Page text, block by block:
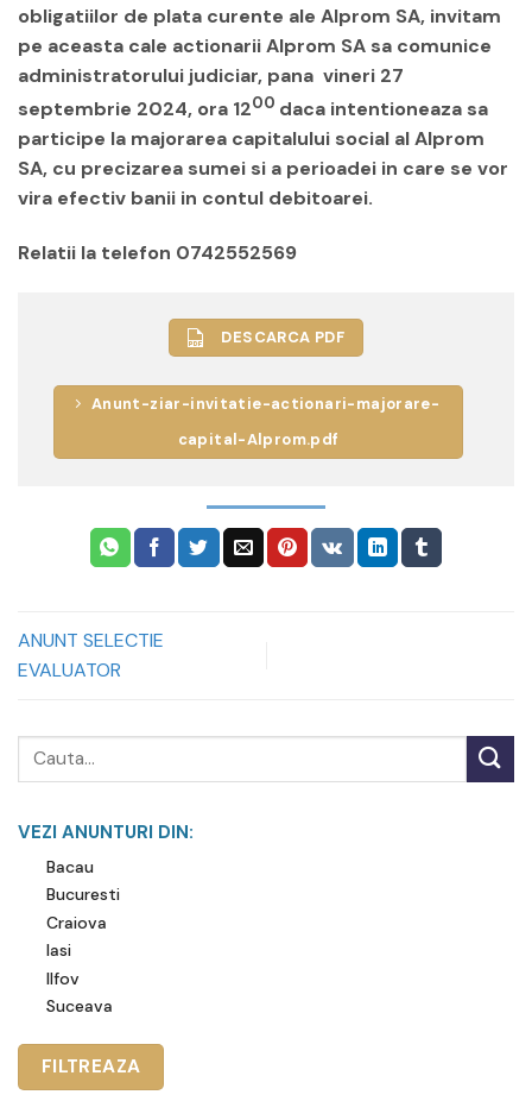
obligatiilor de plata curente ale Alprom SA, invitam
pe aceasta cale actionarii Alprom SA sa comunice
administratorului judiciar, pana vineri 27
septembrie 2024, ora 1200 daca intentioneaza sa
participe la majorarea capitalului social al Alprom
SA, cu precizarea sumei si a perioadei in care se vor
vira efectiv banii in contul debitoarei.
Relatii la telefon 0742552569
DESCARCA PDF
Anunt-ziar-invitatie-actionari-majorare-
capital-Alprom.pdf
ANUNT SELECTIE
EVALUATOR
VEZI ANUNTURI DIN:
Bacau
Bucuresti
Craiova
Iasi
Ilfov
Suceava